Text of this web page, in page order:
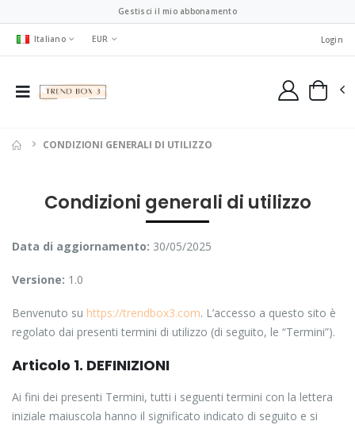
Gestisci il mio abbonamento
Italiano EUR Login
CONDIZIONI GENERALI DI UTILIZZO
Condizioni generali di utilizzo
Data di aggiornamento: 30/05/2025
Versione: 1.0
Benvenuto su https://trendbox3.com. L’accesso a questo sito è
regolato dai presenti termini di utilizzo (di seguito, le “Termini”).
Articolo 1. DEFINIZIONI
Ai fini dei presenti Termini, tutti i seguenti termini con la lettera
iniziale maiuscola hanno il significato indicato di seguito e si